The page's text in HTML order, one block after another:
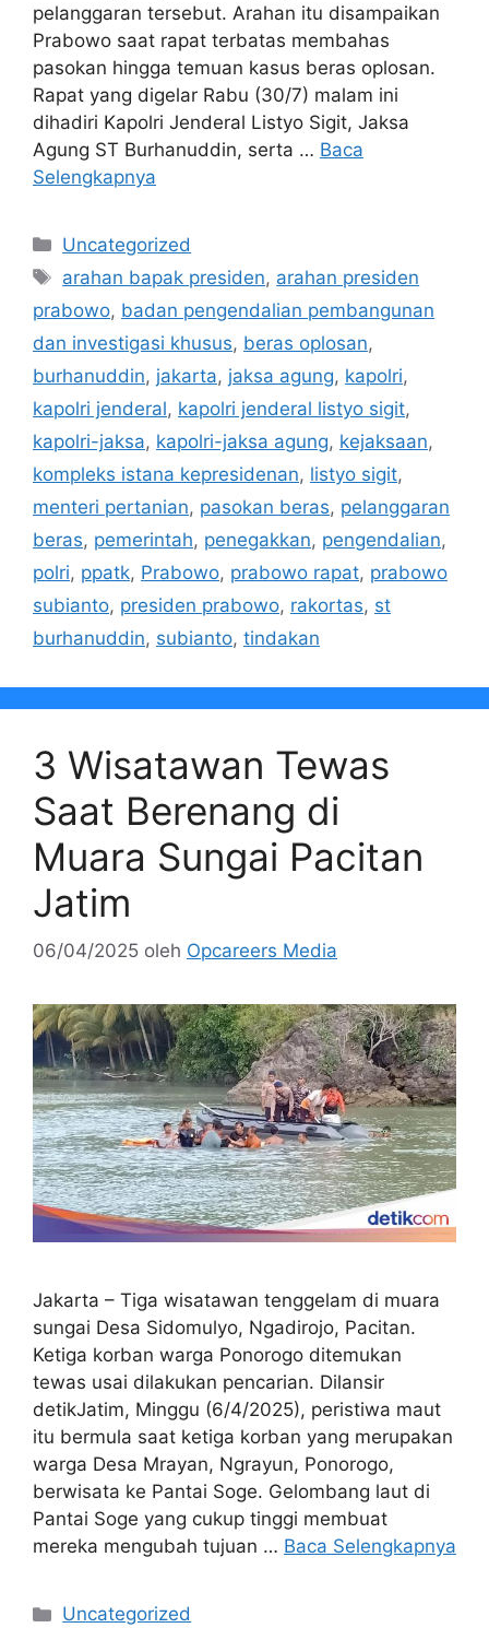
pelanggaran tersebut. Arahan itu disampaikan
Prabowo saat rapat terbatas membahas
pasokan hingga temuan kasus beras oplosan.
Rapat yang digelar Rabu (30/7) malam ini
dihadiri Kapolri Jenderal Listyo Sigit, Jaksa
Agung ST Burhanuddin, serta … Baca
Selengkapnya
Kategori
Uncategorized
Tag
arahan bapak presiden, arahan presiden
prabowo, badan pengendalian pembangunan
dan investigasi khusus, beras oplosan,
burhanuddin, jakarta, jaksa agung, kapolri,
kapolri jenderal, kapolri jenderal listyo sigit,
kapolri-jaksa, kapolri-jaksa agung, kejaksaan,
kompleks istana kepresidenan, listyo sigit,
menteri pertanian, pasokan beras, pelanggaran
beras, pemerintah, penegakkan, pengendalian,
polri, ppatk, Prabowo, prabowo rapat, prabowo
subianto, presiden prabowo, rakortas, st
burhanuddin, subianto, tindakan
3 Wisatawan Tewas
Saat Berenang di
Muara Sungai Pacitan
Jatim
06/04/2025 oleh Opcareers Media
Jakarta – Tiga wisatawan tenggelam di muara
sungai Desa Sidomulyo, Ngadirojo, Pacitan.
Ketiga korban warga Ponorogo ditemukan
tewas usai dilakukan pencarian. Dilansir
detikJatim, Minggu (6/4/2025), peristiwa maut
itu bermula saat ketiga korban yang merupakan
warga Desa Mrayan, Ngrayun, Ponorogo,
berwisata ke Pantai Soge. Gelombang laut di
Pantai Soge yang cukup tinggi membuat
mereka mengubah tujuan … Baca Selengkapnya
Kategori
Uncategorized